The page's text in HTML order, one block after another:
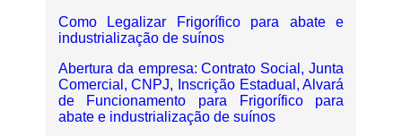
Como Legalizar Frigorífico para abate e
industrialização de suínos
Abertura da empresa: Contrato Social, Junta
Comercial, CNPJ, Inscrição Estadual, Alvará
de Funcionamento para Frigorífico para
abate e industrialização de suínos